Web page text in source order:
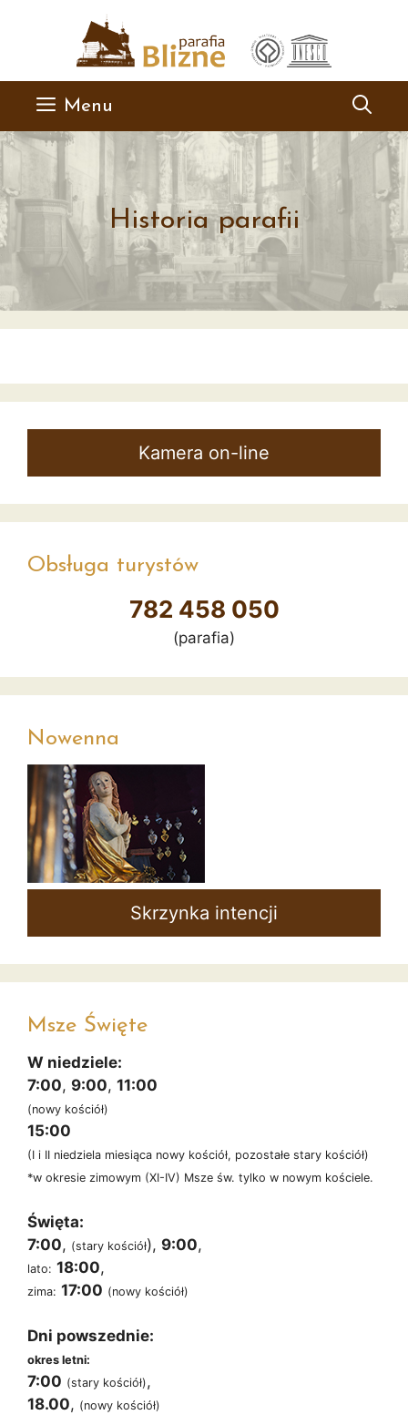
Menu
Historia parafii
Kamera on-line
Obsługa turystów
782 458 050
(parafia)
Nowenna
Skrzynka intencji
Msze Święte
W niedziele:
7:00, 9:00, 11:00
(nowy kościół)
15:00
(I i II niedziela miesiąca nowy kościół, pozostałe stary kościół)
*w okresie zimowym (XI-IV) Msze św. tylko w nowym kościele.
Święta:
7:00, (stary kościół), 9:00,
lato: 18:00,
zima: 17:00 (nowy kościół)
Dni powszednie:
okres letni:
7:00 (stary kościół),
18.00, (nowy kościół)